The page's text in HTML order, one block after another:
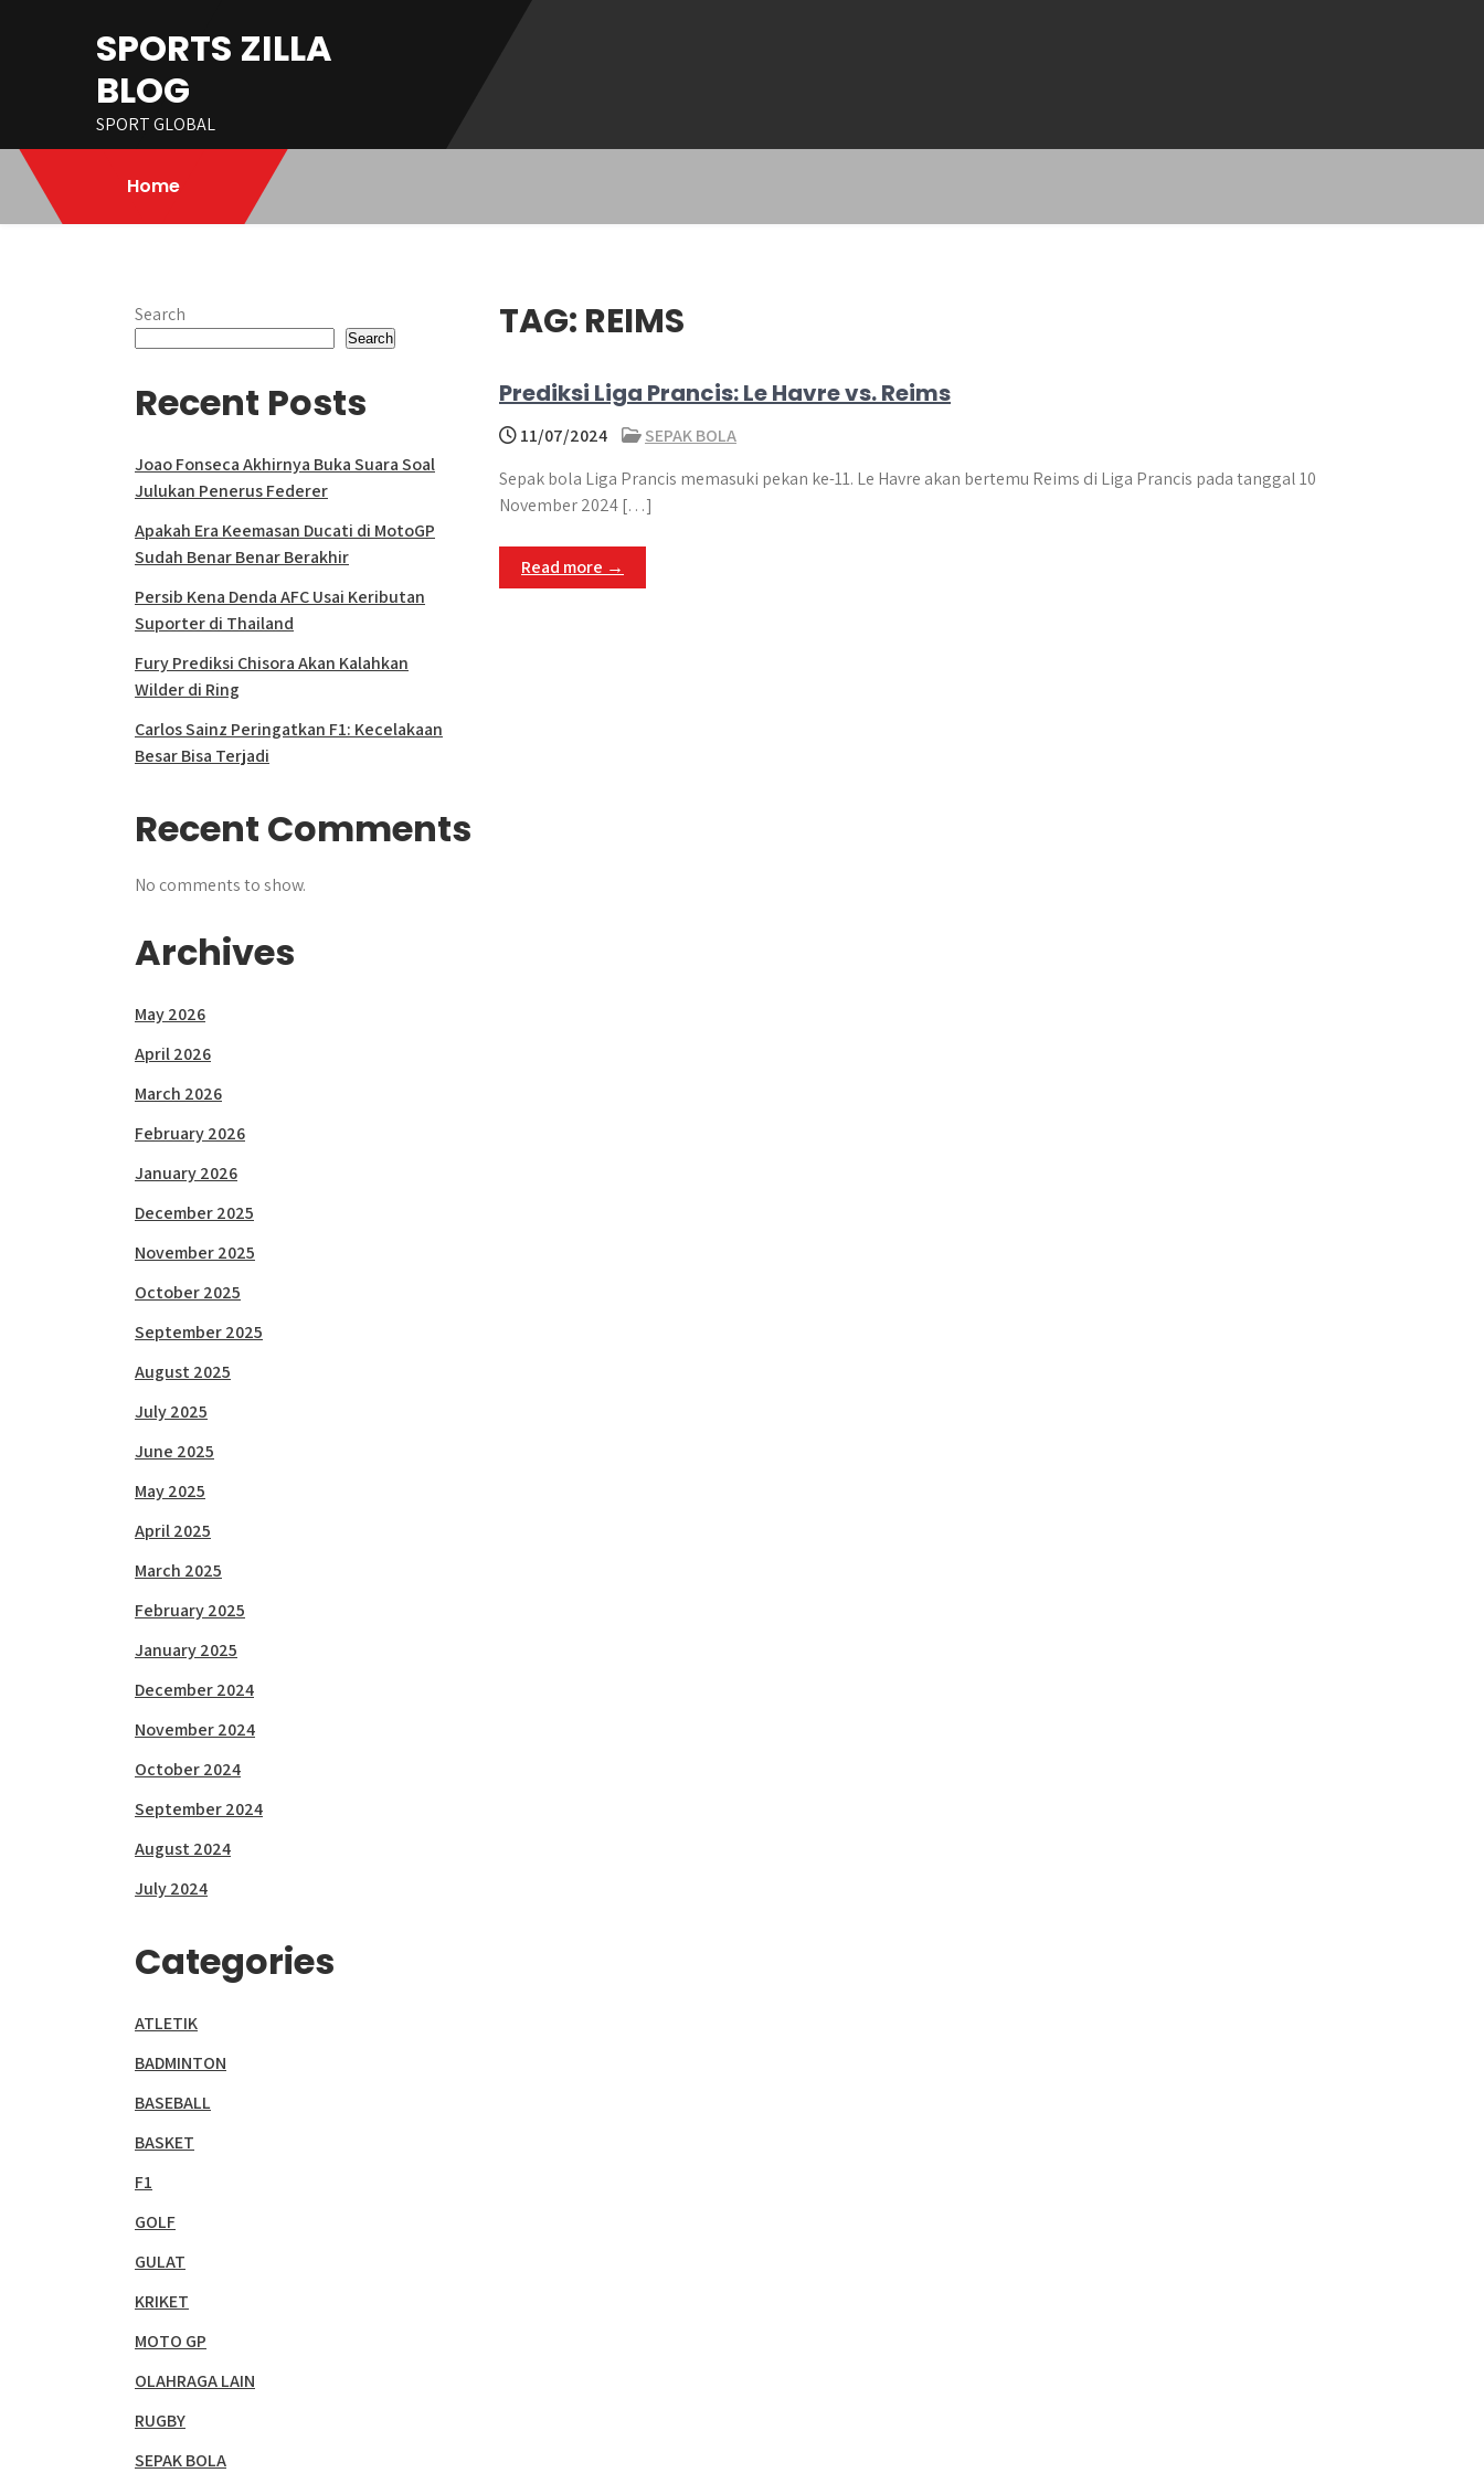
SPORTS ZILLA
BLOG
SPORT GLOBAL
Home
TAG: REIMS
Prediksi Liga Prancis: Le Havre vs. Reims
11/07/2024
SEPAK BOLA
Sepak bola Liga Prancis memasuki pekan ke-11. Le Havre akan bertemu Reims di Liga Prancis pada tanggal 10
November 2024 […]
Read more →
Search
Search
Recent Posts
Joao Fonseca Akhirnya Buka Suara Soal
Julukan Penerus Federer
Apakah Era Keemasan Ducati di MotoGP
Sudah Benar Benar Berakhir
Persib Kena Denda AFC Usai Keributan
Suporter di Thailand
Fury Prediksi Chisora Akan Kalahkan
Wilder di Ring
Carlos Sainz Peringatkan F1: Kecelakaan
Besar Bisa Terjadi
Recent Comments
No comments to show.
Archives
May 2026
April 2026
March 2026
February 2026
January 2026
December 2025
November 2025
October 2025
September 2025
August 2025
July 2025
June 2025
May 2025
April 2025
March 2025
February 2025
January 2025
December 2024
November 2024
October 2024
September 2024
August 2024
July 2024
Categories
ATLETIK
BADMINTON
BASEBALL
BASKET
F1
GOLF
GULAT
KRIKET
MOTO GP
OLAHRAGA LAIN
RUGBY
SEPAK BOLA